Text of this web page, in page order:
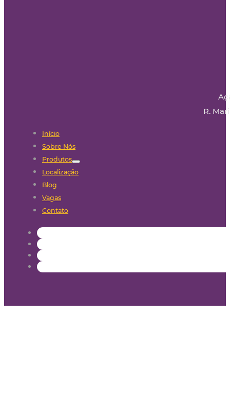
R.
Início
Sobre Nós
Produtos
Localização
Blog
Vagas
Contato